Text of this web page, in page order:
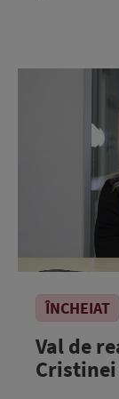
ÎNCHEIAT
Val de
Cristinei